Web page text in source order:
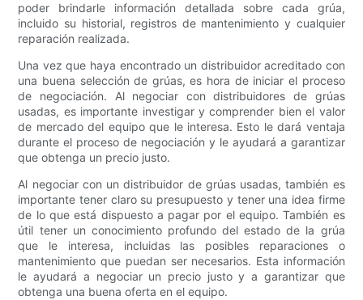
poder brindarle información detallada sobre cada grúa,
incluido su historial, registros de mantenimiento y cualquier
reparación realizada.
Una vez que haya encontrado un distribuidor acreditado con
una buena selección de grúas, es hora de iniciar el proceso
de negociación. Al negociar con distribuidores de grúas
usadas, es importante investigar y comprender bien el valor
de mercado del equipo que le interesa. Esto le dará ventaja
durante el proceso de negociación y le ayudará a garantizar
que obtenga un precio justo.
Al negociar con un distribuidor de grúas usadas, también es
importante tener claro su presupuesto y tener una idea firme
de lo que está dispuesto a pagar por el equipo. También es
útil tener un conocimiento profundo del estado de la grúa
que le interesa, incluidas las posibles reparaciones o
mantenimiento que puedan ser necesarios. Esta información
le ayudará a negociar un precio justo y a garantizar que
obtenga una buena oferta en el equipo.